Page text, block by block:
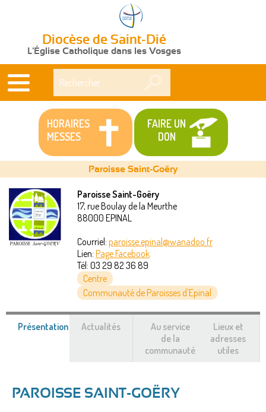
Diocèse de Saint-Dié
L'Église Catholique dans les Vosges
HORAIRES
MESSES
FAIRE UN
DON
Vous
êtes
Paroisse Saint-Goëry
Paroisse Saint-Goëry
17, rue Boulay de la Meurthe
88000 EPINAL
Courriel: paroisse.epinal@wanadoo.fr
Lien: Page Facebook
Tél: 03 29 82 36 89
Centre
Communauté de Paroisses d'Epinal
Présentation (onglet
Actualités
Au service
de la
communauté
Lieux et
adresses
utiles
PAROISSE SAINT-GOËRY